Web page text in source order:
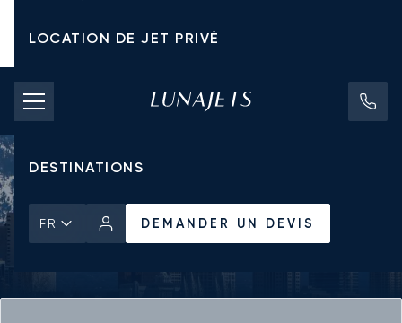
LOCATION DE JET PRIVÉ
TARIFS D'AFFRÈTEMENT
JETS PRIVÉS
DESTINATIONS
FR DEMANDER UN DEVIS